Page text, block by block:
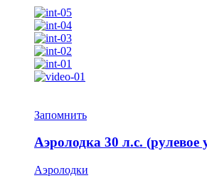
Запомнить
Аэролодка 30 л.с. (рулевое
Аэролодки